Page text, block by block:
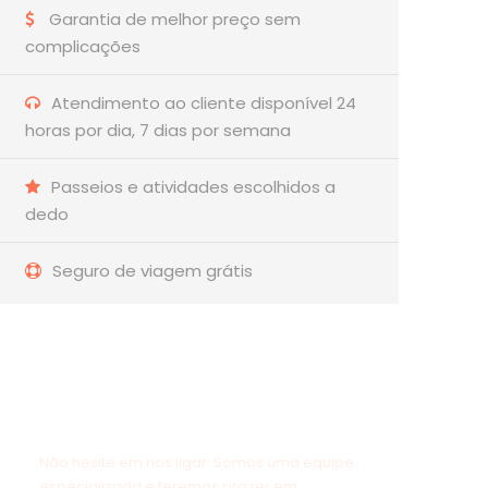
Garantia de melhor preço sem
complicações
Atendimento ao cliente disponível 24
horas por dia, 7 dias por semana
Passeios e atividades escolhidos a
dedo
Seguro de viagem grátis